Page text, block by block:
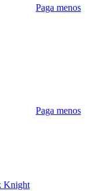
Paga menos
Paga menos
Knight